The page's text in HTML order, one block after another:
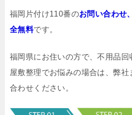
福岡片付け110番のお問い合わせ
全無料です。
福岡県にお住いの方で、不用品回
屋敷整理でお悩みの場合は、弊社
合わせください。